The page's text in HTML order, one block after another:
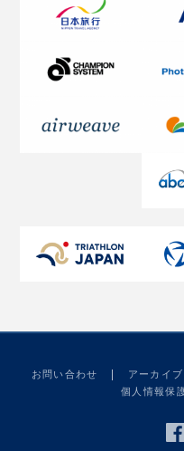
お問い合わせ アーカイブ
個人情報保